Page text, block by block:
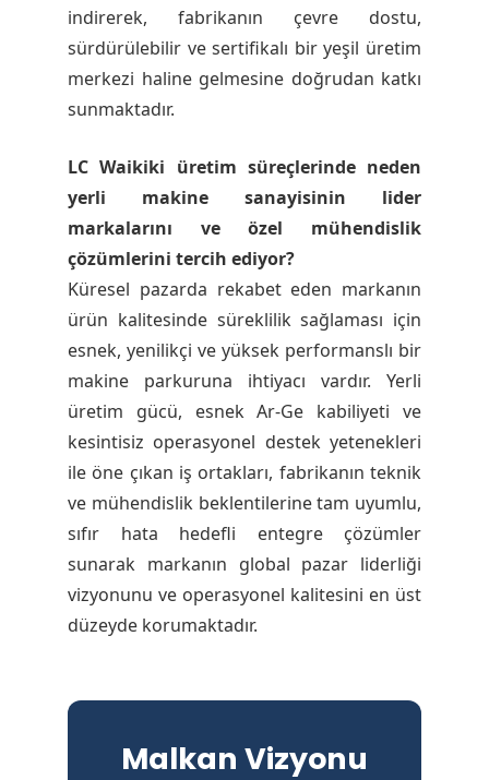
indirerek, fabrikanın çevre dostu,
sürdürülebilir ve sertifikalı bir yeşil üretim
merkezi haline gelmesine doğrudan katkı
sunmaktadır.
LC Waikiki üretim süreçlerinde neden
yerli makine sanayisinin lider
markalarını ve özel mühendislik
çözümlerini tercih ediyor?
Küresel pazarda rekabet eden markanın
ürün kalitesinde süreklilik sağlaması için
esnek, yenilikçi ve yüksek performanslı bir
makine parkuruna ihtiyacı vardır. Yerli
üretim gücü, esnek Ar-Ge kabiliyeti ve
kesintisiz operasyonel destek yetenekleri
ile öne çıkan iş ortakları, fabrikanın teknik
ve mühendislik beklentilerine tam uyumlu,
sıfır hata hedefli entegre çözümler
sunarak markanın global pazar liderliği
vizyonunu ve operasyonel kalitesini en üst
düzeyde korumaktadır.
Malkan Vizyonu